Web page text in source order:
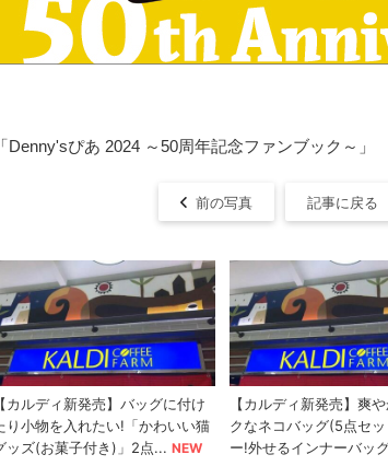
「Denny'sぴあ 2024 ～50周年記念ファンブック～」
前の写真 記事に戻る